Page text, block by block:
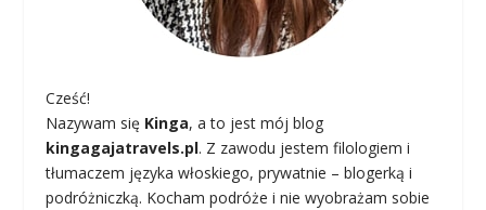
Cześć!
Nazywam się Kinga, a to jest mój blog
kingagajatravels.pl. Z zawodu jestem filologiem i
tłumaczem języka włoskiego, prywatnie – blogerką i
podróżniczką. Kocham podróże i nie wyobrażam sobie